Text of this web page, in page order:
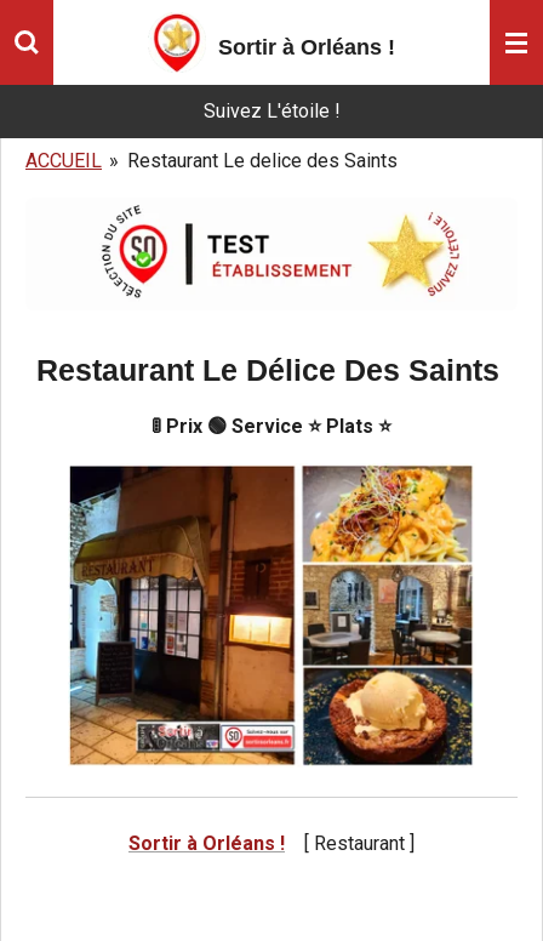
Passer
Sortir à Orléans !
Suivez L'étoile !
ACCUEIL » Restaurant Le delice des Saints
Restaurant Le Délice Des Saints
🚦 Prix 🟢 Service ⭐ Plats ⭐
Sortir à Orléans ! [ Restaurant ]